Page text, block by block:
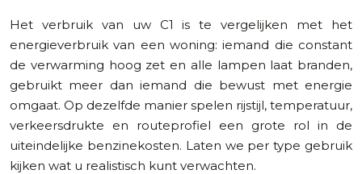
Het verbruik van uw C1 is te vergelijken met het
energieverbruik van een woning: iemand die constant
de verwarming hoog zet en alle lampen laat branden,
gebruikt meer dan iemand die bewust met energie
omgaat. Op dezelfde manier spelen rijstijl, temperatuur,
verkeersdrukte en routeprofiel een grote rol in de
uiteindelijke benzinekosten. Laten we per type gebruik
kijken wat u realistisch kunt verwachten.